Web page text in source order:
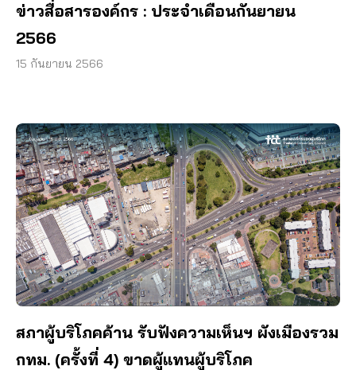
ข่าวสื่อสารองค์กร : ประจำเดือนกันยายน
2566
15 กันยายน 2566
สภาผู้บริโภคค้าน รับฟังความเห็นฯ ผังเมืองรวม
กทม. (ครั้งที่ 4) ขาดผู้แทนผู้บริโภค